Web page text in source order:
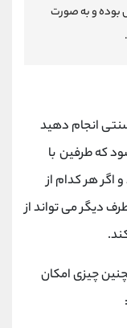
بوده و به صورت
انجام دهید
که طرفین با
اگر هر کدام از
دیگر می تواند از
چیزی امکان